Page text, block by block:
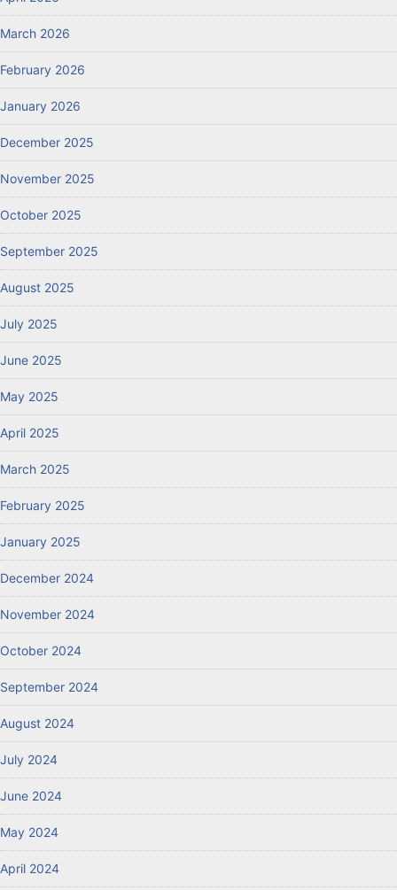
March 2026
February 2026
January 2026
December 2025
November 2025
October 2025
September 2025
August 2025
July 2025
June 2025
May 2025
April 2025
March 2025
February 2025
January 2025
December 2024
November 2024
October 2024
September 2024
August 2024
July 2024
June 2024
May 2024
April 2024